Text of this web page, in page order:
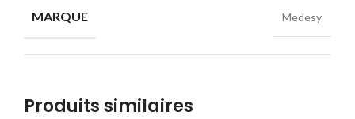
MARQUE
Medesy
Produits similaires